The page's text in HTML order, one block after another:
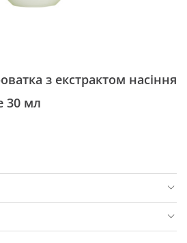
з екстрактом насіння
30 мл